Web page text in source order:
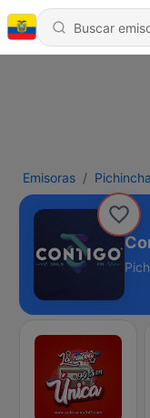
Emisoras Pichincha